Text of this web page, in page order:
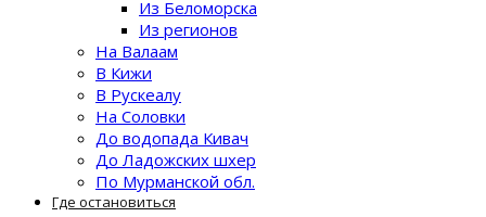
Из Беломорска
Из регионов
На Валаам
В Кижи
В Рускеалу
На Соловки
До водопада Кивач
До Ладожских шхер
По Мурманской обл.
Где остановиться